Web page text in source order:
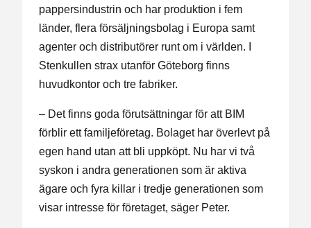
pappersindustrin och har produktion i fem
länder, flera försäljningsbolag i Europa samt
agenter och distributörer runt om i världen. I
Stenkullen strax utanför Göteborg finns
huvudkontor och tre fabriker.
– Det finns goda förutsättningar för att BIM
förblir ett familjeföretag. Bolaget har överlevt på
egen hand utan att bli uppköpt. Nu har vi två
syskon i andra generationen som är aktiva
ägare och fyra killar i tredje generationen som
visar intresse för företaget, säger Peter.